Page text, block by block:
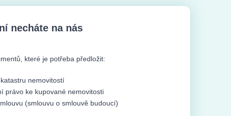
necháte na nás
které je potřeba předložit:
nemovitostí
právo ke kupované nemovitosti
(smlouvu o smlouvě budoucí)